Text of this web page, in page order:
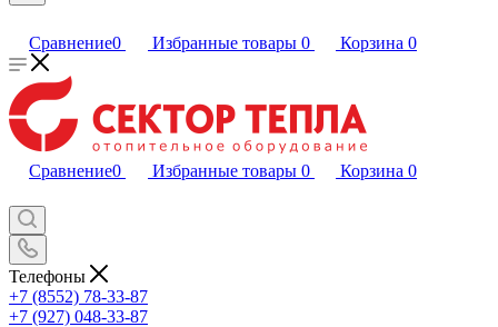
Сравнение0 Избранные товары 0 Корзина 0
Сравнение0 Избранные товары 0 Корзина 0
Телефоны
+7 (8552) 78-33-87
+7 (927) 048-33-87